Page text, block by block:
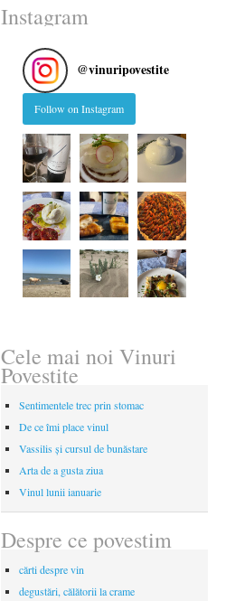
Instagram
@vinuripovestite
Follow on Instagram
Cele mai noi Vinuri
Povestite
Sentimentele trec prin stomac
De ce îmi place vinul
Vassilis și cursul de bunăstare
Arta de a gusta ziua
Vinul lunii ianuarie
Despre ce povestim
cărti despre vin
degustări, călătorii la crame